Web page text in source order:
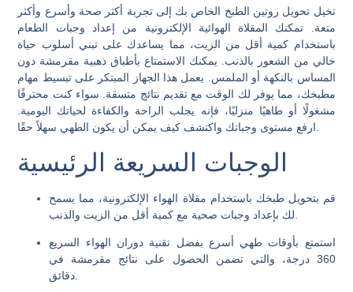
تخيل تحويل روتين الطبخ الخاص بك إلى تجربة أكثر صحة وأسرع وأكثر
متعة. تمكنك المقلاة الهوائية الإلكترونية من إعداد وجبات الطعام
باستخدام كمية أقل من الزيت، مما يساعدك على تبني أسلوب حياة
خالي من الشعور بالذنب. يمكنك الاستمتاع بأطباق ذهبية مقرمشة دون
المساس بالنكهة أو الملمس. يعمل هذا الجهاز المبتكر على تبسيط مهام
مطبخك، مما يوفر لك الوقت مع تقديم نتائج متسقة. سواء كنت محترفًا
مشغولًا أو طاهيًا منزليًا، فإنه يجلب الراحة والكفاءة لحياتك اليومية.
ارفع مستوى وجباتك واكتشف كيف يمكن أن يكون الطهي سهلاً حقًا.
الوجبات السريعة الرئيسية
قم بتحويل طبخك باستخدام مقلاة الهواء الإلكترونية، مما يسمح
استمتع بأوقات طهي أسرع بفضل تقنية دوران الهواء السريع
360 درجة، والتي تضمن الحصول على نتائج مقرمشة في